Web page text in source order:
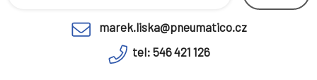
marek.liska@pneumatico.cz
tel: 546 421 126